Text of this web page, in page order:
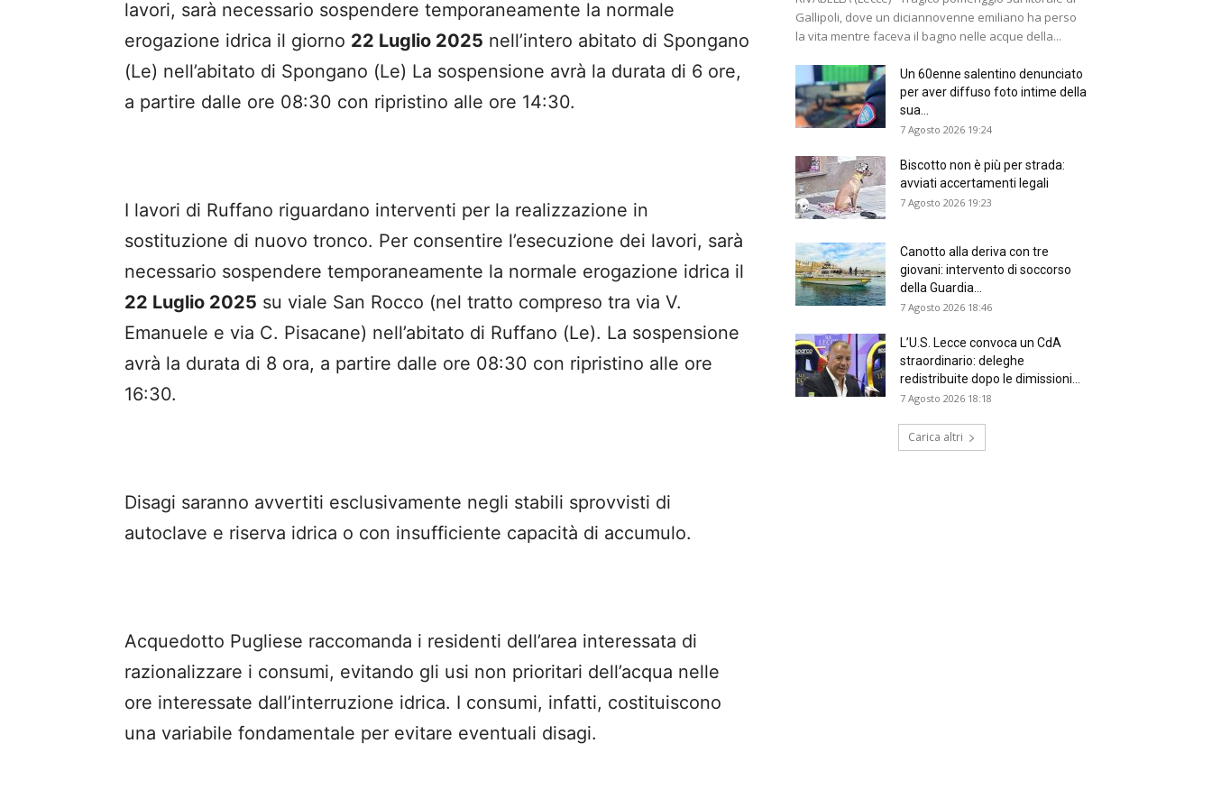
lavori, sarà necessario sospendere temporaneamente la normale
erogazione idrica il giorno 22 Luglio 2025 nell’intero abitato di Spongano
(Le) nell’abitato di Spongano (Le) La sospensione avrà la durata di 6 ore,
a partire dalle ore 08:30 con ripristino alle ore 14:30.
I lavori di Ruffano riguardano interventi per la realizzazione in
sostituzione di nuovo tronco. Per consentire l’esecuzione dei lavori, sarà
necessario sospendere temporaneamente la normale erogazione idrica il
22 Luglio 2025 su viale San Rocco (nel tratto compreso tra via V.
Emanuele e via C. Pisacane) nell’abitato di Ruffano (Le). La sospensione
avrà la durata di 8 ora, a partire dalle ore 08:30 con ripristino alle ore
16:30.
Disagi saranno avvertiti esclusivamente negli stabili sprovvisti di
autoclave e riserva idrica o con insufficiente capacità di accumulo.
Acquedotto Pugliese raccomanda i residenti dell’area interessata di
razionalizzare i consumi, evitando gli usi non prioritari dell’acqua nelle
ore interessate dall’interruzione idrica. I consumi, infatti, costituiscono
una variabile fondamentale per evitare eventuali disagi.
Gallipoli, dove un diciannovenne emiliano ha perso
la vita mentre faceva il bagno nelle acque della...
Un 60enne salentino denunciato
per aver diffuso foto intime della
sua...
7 Agosto 2026 19:24
Biscotto non è più per strada:
avviati accertamenti legali
7 Agosto 2026 19:23
Canotto alla deriva con tre
giovani: intervento di soccorso
della Guardia...
7 Agosto 2026 18:46
L’U.S. Lecce convoca un CdA
straordinario: deleghe
redistribuite dopo le dimissioni...
7 Agosto 2026 18:18
Carica altri